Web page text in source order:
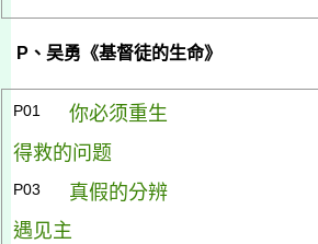
P 、吴勇《基督徒的生命》
P01 你必须重生
得救的问题
P03 真假的分辨
遇见主